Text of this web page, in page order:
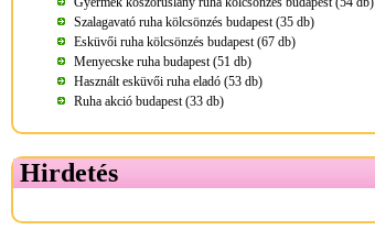
Szalagavató ruha kölcsönzés budapest (35 db)
Esküvői ruha kölcsönzés budapest (67 db)
Menyecske ruha budapest (51 db)
Használt esküvői ruha eladó (53 db)
Ruha akció budapest (33 db)
Hirdetés